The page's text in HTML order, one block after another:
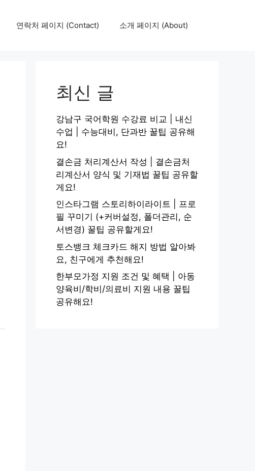
연락처 페이지 (Contact) 소개 페이지 (About)
최신 글
강남구 국어학원 수강료 비교 | 내신
수업 | 수능대비, 단과반 꿀팁 공유해
요!
결손금 처리계산서 작성 | 결손금처
리계산서 양식 및 기재법 꿀팁 공유할
게요!
인스타그램 스토리하이라이트 | 프로
필 꾸미기 (+커버설정, 폴더관리, 순
서변경) 꿀팁 공유할게요!
토스뱅크 체크카드 해지 방법 알아봐
요, 친구에게 추천해요!
한부모가정 지원 조건 및 혜택 | 아동
양육비/학비/의료비 지원 내용 꿀팁
공유해요!